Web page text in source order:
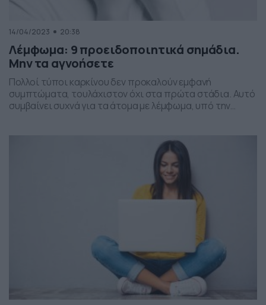
14/04/2023 20:38
Λέμφωμα: 9 προειδοποιητικά σημάδια.
Μην τα αγνοήσετε
Πολλοί τύποι καρκίνου δεν προκαλούν εμφανή
συμπτώματα, τουλάχιστον όχι στα πρώτα στάδια. Αυτό
συμβαίνει συχνά για τα άτομα με λέμφωμα, υπό την
χαμηλού βαθμού προκαλεί μερικές φορές προβλήματα.
Το λέμφωμα μπορεί να εξελιχθεί και να γίνει πιο